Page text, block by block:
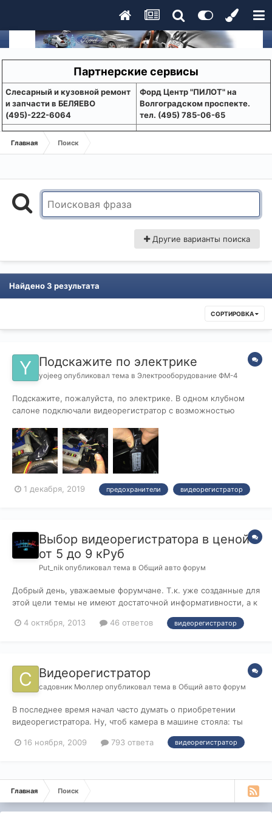
Партнерские сервисы
Слесарный и кузовной ремонт
и запчасти в БЕЛЯЕВО
(495)-222-6064
Форд Центр "ПИЛОТ" на
Волгоградском проспекте.
тел. (495) 785-06-65
Главная Поиск
Другие варианты поиска
Найдено 3 результата
СОРТИРОВКА
Подскажите по электрике
yojeeg опубликовал тема в Электрооборудование ФМ-4
Подскажите, пожалуйста, по электрике. В одном клубном
салоне подключали видеорегистратор с возможностью
определенным причинам ехать разбираться в этот салон не
хочется, думаю, сам разобраться. Так вот парковочный
режим обеспечивается специальным парково...
1 декабря, 2019 предохранители видеорегистратор
Выбор видеорегистратора в ценой
от 5 до 9 кРуб
Put_nik опубликовал тема в Общий авто форум
Добрый день, уважаемые форумчане. Т.к. уже созданные для
этой цели темы не имеют достаточной информативности, а к
основательно, прошу Вашей помощи. Цель - приобрести
4 октября, 2013 46 ответов видеорегистратор
Видеорегистратор
садовник Мюллер опубликовал тема в Общий авто форум
В последнее время начал часто думать о приобретении
видеорегистратора. Ну, чтоб камера в машине стояла: ты
тем, что здесь, на форуме я, кажется, приобретаю
16 ноября, 2009 793 ответа видеорегистратор
Главная Поиск